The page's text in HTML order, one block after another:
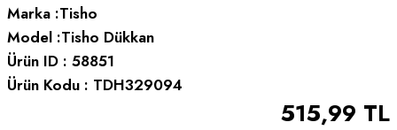
Marka :Tisho
Model :Tisho Dükkan
Ürün ID : 58851
Ürün Kodu : TDH329094
515,99 TL